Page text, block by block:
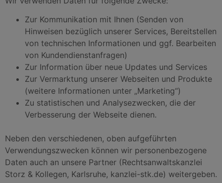
Zur Kommunikation mit Ihnen (Senden von
Hinweisen bezüglich unserer Services, Bereitstellen
von technischen Informationen und ggf. Bearbeiten
von Kundendienstanfragen)
Zur Information über neue Updates und Services
Zur Vermarktung unserer Webseiten und Produkte
(weitere Informationen unter „Marketing“)
Zu statistischen und Analysezwecken, die der
Verbesserung der Webseite dienen.
Neben den verschiedenen, oben aufgeführten
Verwendungszwecken können wir personenbezogene
Daten auch an unsere Partner (Rechtsanwaltskanzlei
Storz & Kollegen, Karlsruhe, kanzlei-stk.de) weitergeben.